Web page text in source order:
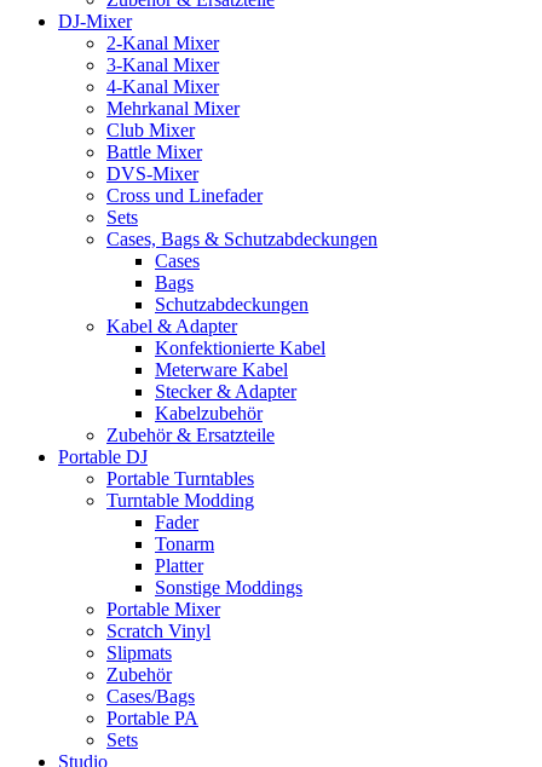
DJ-Mixer
2-Kanal Mixer
3-Kanal Mixer
4-Kanal Mixer
Mehrkanal Mixer
Club Mixer
Battle Mixer
DVS-Mixer
Cross und Linefader
Sets
Cases, Bags & Schutzabdeckungen
Cases
Bags
Schutzabdeckungen
Kabel & Adapter
Konfektionierte Kabel
Meterware Kabel
Stecker & Adapter
Kabelzubehör
Zubehör & Ersatzteile
Portable DJ
Portable Turntables
Turntable Modding
Fader
Tonarm
Platter
Sonstige Moddings
Portable Mixer
Scratch Vinyl
Slipmats
Zubehör
Cases/Bags
Portable PA
Sets
Studio